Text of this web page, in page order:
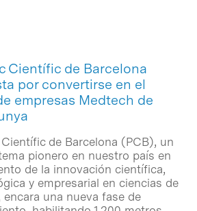
Científic de Barcelona
por convertirse en el
empresas Medtech de
Científic de Barcelona (PCB), un
pionero en nuestro país en
de la innovación científica,
y empresarial en ciencias de
encara una nueva fase de